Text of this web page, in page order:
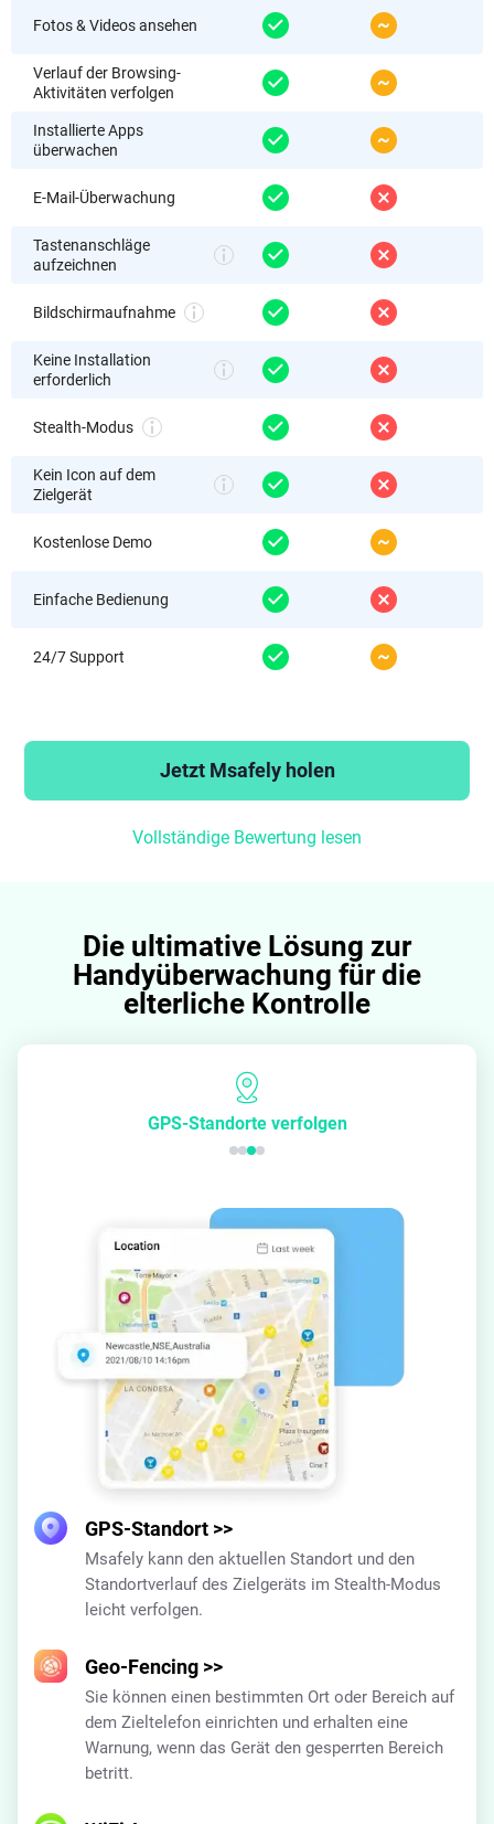
Fotos & Videos ansehen
Verlauf der Browsing-
Aktivitäten verfolgen
Installierte Apps
überwachen
E-Mail-Überwachung
Tastenanschläge
aufzeichnen
Bildschirmaufnahme
Keine Installation
erforderlich
Stealth-Modus
Kein Icon auf dem
Zielgerät
Kostenlose Demo
Einfache Bedienung
24/7 Support
Jetzt Msafely holen
Vollständige Bewertung lesen
Die ultimative Lösung zur
Handyüberwachung für die
elterliche Kontrolle
GPS-Standorte verfolgen
GPS-Standort >>
Msafely kann den aktuellen Standort und den
Standortverlauf des Zielgeräts im Stealth-Modus
leicht verfolgen.
Geo-Fencing >>
Sie können einen bestimmten Ort oder Bereich auf
dem Zieltelefon einrichten und erhalten eine
Warnung, wenn das Gerät den gesperrten Bereich
betritt.